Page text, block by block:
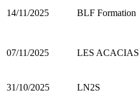
14/11/2025 BLF Formation
07/11/2025 LES ACACIAS
31/10/2025 LN2S